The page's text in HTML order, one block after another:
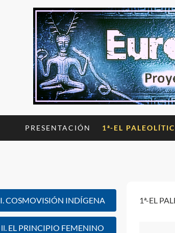
PRESENTACIÓN 1ª-EL
1ª-EL
I. COSMOVISIÓN INDÍGENA
ll. EL PRINCIPIO FEMENINO